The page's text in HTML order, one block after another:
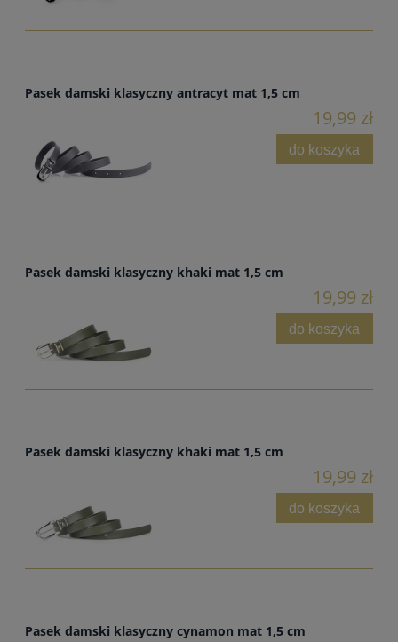
Pasek damski klasyczny antracyt mat 1,5 cm
19,99 zł
do koszyka
Pasek damski klasyczny khaki mat 1,5 cm
19,99 zł
do koszyka
Pasek damski klasyczny khaki mat 1,5 cm
19,99 zł
do koszyka
Pasek damski klasyczny cynamon mat 1,5 cm